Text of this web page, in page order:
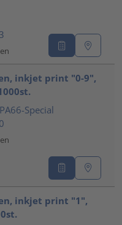
inkjet print "0-9",
Special
inkjet print "1",